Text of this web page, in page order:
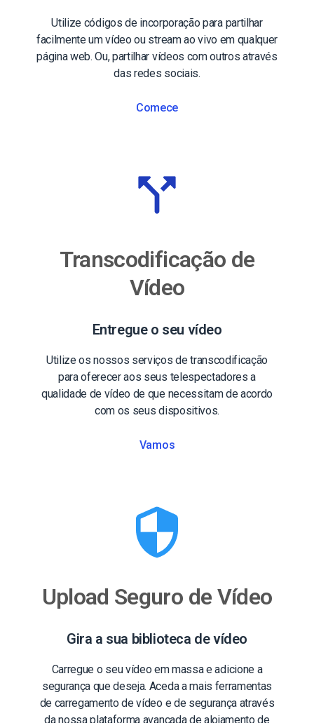
Utilize códigos de incorporação para partilhar
facilmente um vídeo ou stream ao vivo em qualquer
página web. Ou, partilhar vídeos com outros através
das redes sociais.
Comece
Transcodificação de
Vídeo
Entregue o seu vídeo
Utilize os nossos serviços de transcodificação
para oferecer aos seus telespectadores a
qualidade de vídeo de que necessitam de acordo
com os seus dispositivos.
Vamos
Upload Seguro de Vídeo
Gira a sua biblioteca de vídeo
Carregue o seu vídeo em massa e adicione a
segurança que deseja. Aceda a mais ferramentas
de carregamento de vídeo e de segurança através
da nossa plataforma avançada de alojamento de